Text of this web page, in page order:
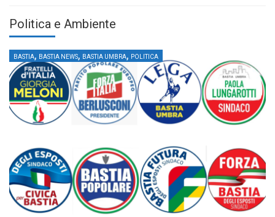
Politica e Ambiente
BASTIA, BASTIA NEWS, BASTIA UMBRA, POLITICA